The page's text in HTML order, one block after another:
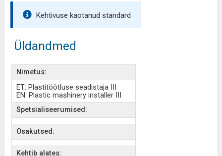
Kehtivuse kaotanud standard
Üldandmed
Nimetus:
ET: Plastitöötluse seadistaja III
EN: Plastic mashinery installer III
Spetsialiseerumised:
Osakutsed:
Kehtib alates: